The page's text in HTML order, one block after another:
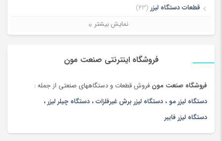
قطعات دستگاه لیزر (43)
لیزر برش و حکاکی غیر فلزات(7)
نمایش بیشتر
فروشگاه اینترنتی صنعت مون
فروشگاه صنعت مون فروش قطعات و دستگاههای صنعتی از جمله :
دستگاه لیزر مو، دستگاه لیزر برش غیرفلزات، دستگاه چیلر لیزر،
دستگاه لیزر فایبر
لطفا پاسخ را به عدد انگلیسی وارد کنید: